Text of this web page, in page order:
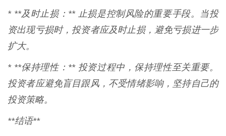
* **及时止损：** 止损是控制风险的重要手段。当投
资出现亏损时，投资者应及时止损，避免亏损进一步
扩大。
* **保持理性：** 投资过程中，保持理性至关重要。
投资者应避免盲目跟风，不受情绪影响，坚持自己的
投资策略。
**结语**